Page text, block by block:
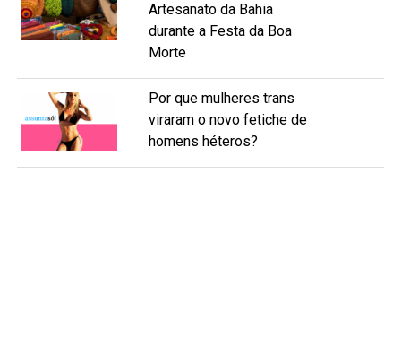
Artesanato da Bahia
durante a Festa da Boa
Morte
Por que mulheres trans
viraram o novo fetiche de
homens héteros?